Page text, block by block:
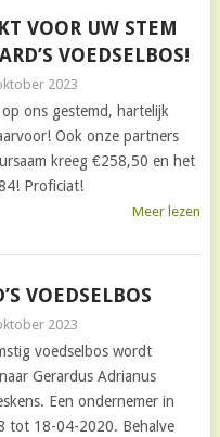
VOOR UW STEM
VOEDSELBOS!
2023
ons gestemd, hartelijk
Ook onze partners
kreeg €258,50 en het
Proficiat!
Meer lezen
VOEDSELBOS
2023
voedselbos wordt
Gerardus Adrianus
Een ondernemer in
tot 18-04-2020. Behalve